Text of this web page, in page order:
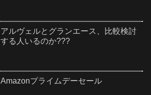
アルヴェルとグランエース、比較検討
する人いるのか???
Amazonプライムデーセール